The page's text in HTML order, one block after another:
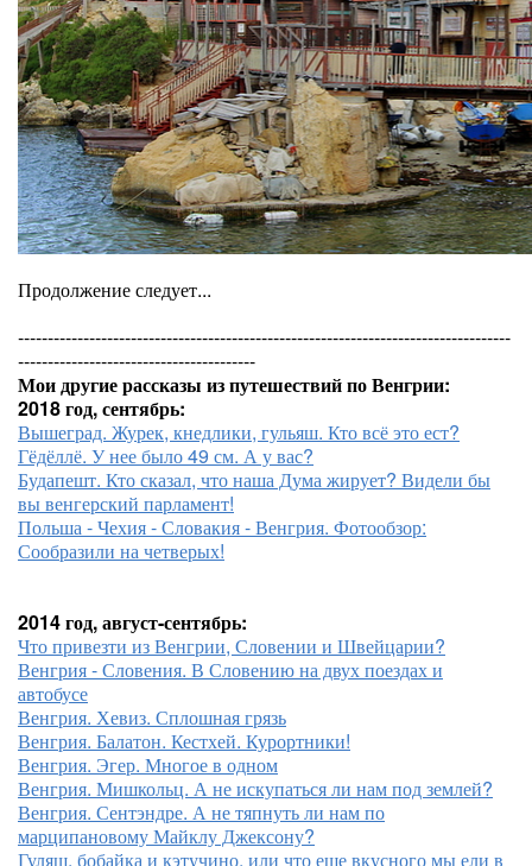
Продолжение следует...
-----------------------------------------------------------------------------------
----------------------------------------
Мои другие рассказы из путешествий по Венгрии:
2018 год, сентябрь:
Вышеград. Журек, кнедлики, гульяш. Кто всё это ест?
Гёдёллё. У нее было 49 см. А у вас?
Будапешт. Кто сказал, что наша Дума жирует? Видели бы
вы венгерский парламент!
Польша - Чехия - Словакия - Венгрия. Фотообзор:
Сообразили на четверых!
2014 год, август-сентябрь:
Что привезти из Венгрии, Словении и Швейцарии?
Венгрия - Словения. В Словению на двух поездах и
автобусе
Венгрия. Хевиз. Сплошная грязь
Венгрия. Балатон. Кестхей. Курортники!
Венгрия. Эгер. Многое в одном
Венгрия. Мишкольц. А не искупаться ли нам под землей?
Венгрия. Сентэндре. А не тяпнуть ли нам по
марципановому Майклу Джексону?
Гуляш, бобайка и кэтучино, или что еще вкусного мы ели в